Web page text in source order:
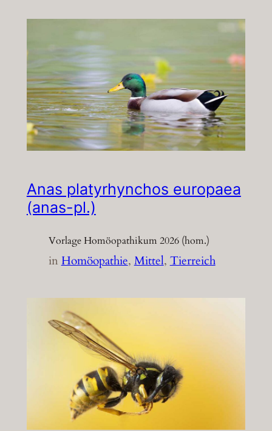
Anas platyrhynchos europaea
(anas-pl.)
Vorlage Homöopathikum 2026 (hom.)
inHomöopathie, Mittel, Tierreich